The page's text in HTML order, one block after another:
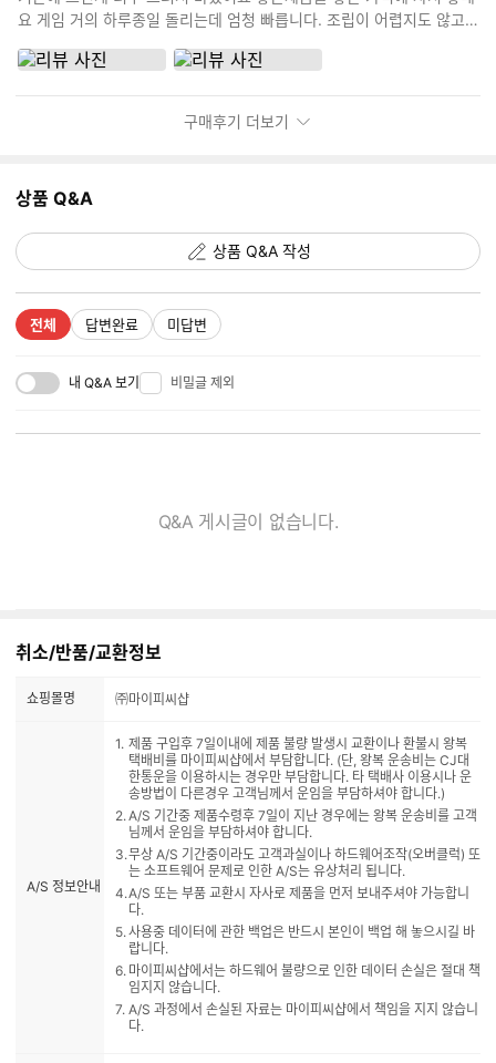
수
요 게임 거의 하루종일 돌리는데 엄청 빠릅니다. 조립이 어렵지도 않고
구매후기 더보기
상품 Q&A
상품 Q&A 작성
전체 답변완료 미답변
내 Q&A 보기 비밀글 제외
Q&A 게시글이 없습니다.
취소/반품/교환정보
쇼핑몰명 ㈜마이피씨샵
A/S 정보안내
제품 구입후 7일이내에 제품 불량 발생시 교환이나 환불시 왕복
택배비를 마이피씨샵에서 부담합니다. (단, 왕복 운송비는 CJ대
한통운을 이용하시는 경우만 부담합니다. 타 택배사 이용시나 운
송방법이 다른경우 고객님께서 운임을 부담하셔야 합니다.)
A/S 기간중 제품수령후 7일이 지난 경우에는 왕복 운송비를 고객
님께서 운임을 부담하셔야 합니다.
무상 A/S 기간중이라도 고객과실이나 하드웨어조작(오버클럭) 또
는 소프트웨어 문제로 인한 A/S는 유상처리 됩니다.
A/S 또는 부품 교환시 자사로 제품을 먼저 보내주셔야 가능합니
다.
사용중 데이터에 관한 백업은 반드시 본인이 백업 해 놓으시길 바
랍니다.
마이피씨샵에서는 하드웨어 불량으로 인한 데이터 손실은 절대 책
임지지 않습니다.
A/S 과정에서 손실된 자료는 마이피씨샵에서 책임을 지지 않습니
다.